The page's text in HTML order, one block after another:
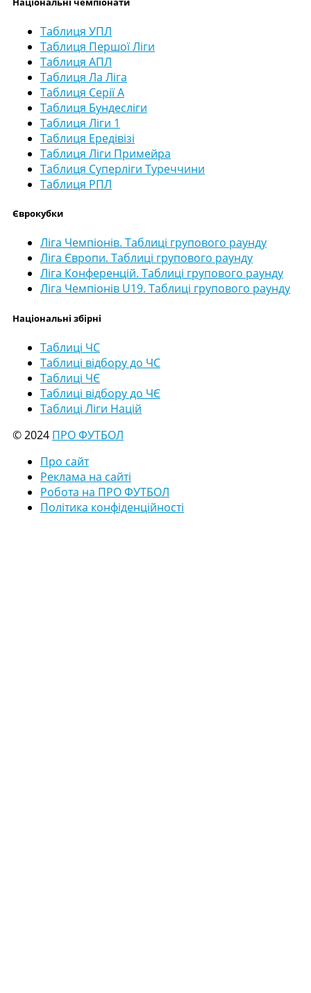
Таблиця УПЛ
Таблиця Першої Ліги
Таблиця АПЛ
Таблиця Ла Ліга
Таблиця Серії А
Таблиця Бундесліги
Таблиця Ліги 1
Таблиця Ередівізі
Таблиця Ліги Примейра
Таблиця Суперліги Туреччини
Таблиця РПЛ
Єврокубки
Ліга Чемпіонів. Таблиці групового раунду
Ліга Європи. Таблиці групового раунду
Ліга Конференцій. Таблиці групового раунду
Ліга Чемпіонів U19. Таблиці групового раунду
Національні збірні
Таблиці ЧС
Таблиці відбору до ЧС
Таблиці ЧЄ
Таблиці відбору до ЧЄ
Таблиці Ліги Націй
© 2024 ПРО ФУТБОЛ
Про сайт
Реклама на сайті
Робота на ПРО ФУТБОЛ
Політика конфіденційності